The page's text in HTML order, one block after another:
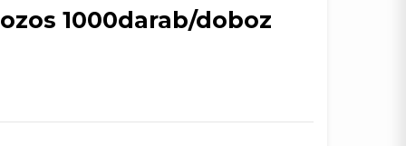
1000darab/doboz